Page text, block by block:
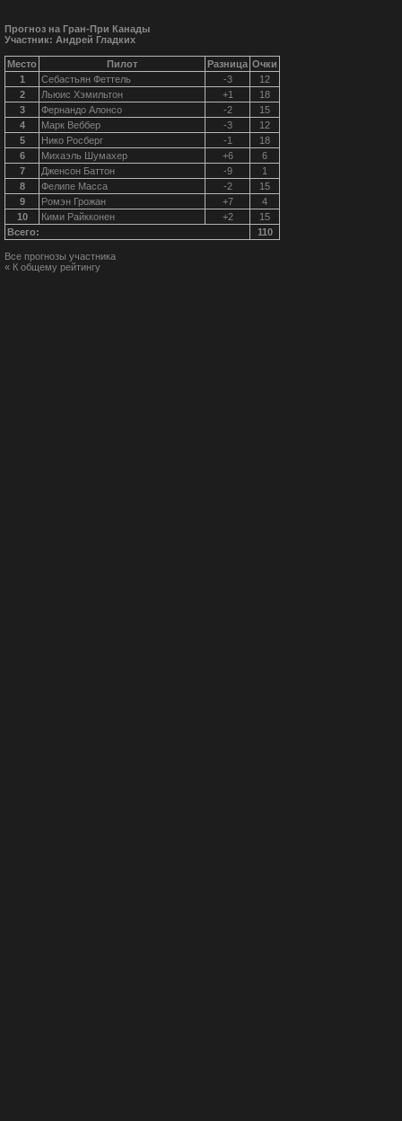
Прогноз на Гран-При Канады
Участник: Андрей Гладких
Место Пилот Разница Очки
1
Себастьян Феттель -3
12
2
Льюис Хэмильтон +1
18
3
Фернандо Алонсо -2
15
4
Марк Веббер -3
12
5
Нико Росберг -1
18
6
Михаэль Шумахер +6
6
7
Дженсон Баттон -9
1
8
Фелипе Масса -2
15
9
Ромэн Грожан +7
4
10
Кими Райкконен +2
15
Всего:
110
Все прогнозы участника
« К общему рейтингу